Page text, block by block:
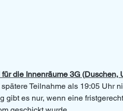
die Innenräume 3G (Duschen,
Teilnahme als 19:05 Uhr
gibt es nur, wenn eine